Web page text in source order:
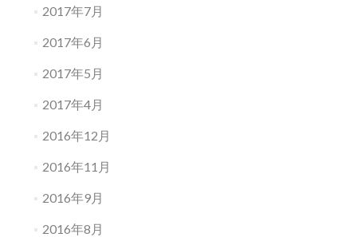
2017年7月
2017年6月
2017年5月
2017年4月
2016年12月
2016年11月
2016年9月
2016年8月